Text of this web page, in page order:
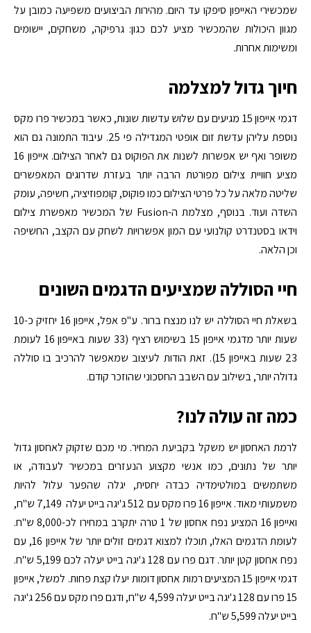
שמכשירי האייפון סיפקו עד היום. מהירות הביצועים משפיעה כמובן על
מגוון היכולות שהמכשיר מציע לכם כגון: גרפיקה, משחקים, יישומים
ומשימות אחרות.
חיוך גדול למצלמה
דגמי אייפון 15 מגיעים עם שלוש עדשות שונות, כאשר במכשיר פרו מקס
נוספת עליהן עדשת זום אופטי המגדילה פי 25. עיבוד התמונה גם הוא
משופר ואף יש אפשרות לשנות את הפוקוס גם לאחר הצילום. אייפון 16
מציע חוויית צילום מפורטת הרבה יותר בעזרת שדרוגים המאפשרים
שליטה מלאה על כל פרטי הצילום כמו פוקוס, קומפוזיציה, חשיפה, עומק
השדה ועוד. בנוסף, מצלמת ה-Fusion של המכשיר מאפשרת צילום
וידאו בסטנדרט קולנועי עם המון אפשרויות לשחק עם הקצב, החשיפה
וכן הלאה.
חיי הסוללה שמציעים הדגמים השונים
בשאלת חיי הסוללה יש לנו מנצח ברור. ע"פ אפל, אייפון 16 יחזיק כ-10
שעות יותר מדגמי אייפון 15 בשימוש רציף (33 שעות באייפון 16 לעומת
23 שעות באייפון 15). זאת הודות לעיצוב שמאפשר להרכיב בו סוללה
גדולה יותר, בשילוב עם השבב החסכוני שהוזכר קודם.
כמה זה עולה לנו?
לרמת האחסון יש משקל בקביעת המחיר. מי מכם שזקוק לאחסון גדול
יותר של נתונים, כמו אנשי מקצוע הנעזרים במכשיר לעבודה, או
משתמשים במולטימדיה כבדה יחסית, יגלה שהפער עלול להיות
משמעותי מאוד. אייפון 16 פרו מקס עם 512 ג'יגה בייט יעלה 7,149 ש"ח,
ואייפון 16 המציע נפח אחסון של 1 טרה יתקרב במחירו לכ-8,000 ש"ח.
לעומת הדגמים האלו, תוכלו למצוא דגמים זולים יותר של אייפון 16, עם
נפח אחסון קטן יותר. דגם פרו עם 128 ג'יגה בייט יעלה לכם 5,199 ש"ח.
דגמי אייפון 15 המציעים רמות אחסון דומות יעלו קצת פחות. למשל, אייפון
15 פרו עם 128 ג'יגה בייט יעלה 4,599 ש"ח, ודגם פרו מקס עם 256 ג'יגה
בייט יעלה 5,599 ש"ח.